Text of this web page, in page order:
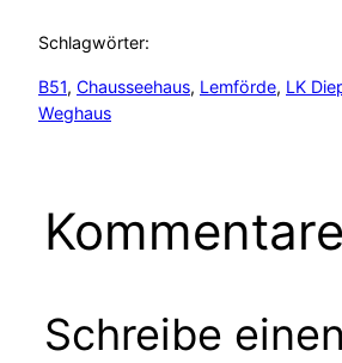
Schlagwörter:
B51, Chausseehaus, Lemförde, LK
Weghaus
Kommentare
Schreibe einen